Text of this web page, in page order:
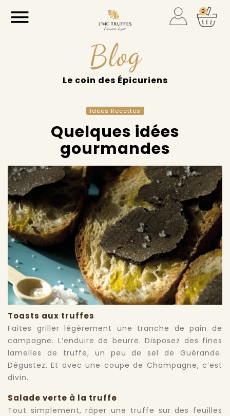
 0
Blog
Le coin des Épicuriens
Idées Recettes
Quelques idées
gourmandes
Toasts aux truffes
Faites griller légèrement une tranche de pain de
campagne. L’enduire de beurre. Disposez des fines
lamelles de truffe, un peu de sel de Guérande.
Dégustez. Et avec une coupe de Champagne, c’est
divin.
Salade verte à la truffe
Tout simplement, râper une truffe sur des feuilles